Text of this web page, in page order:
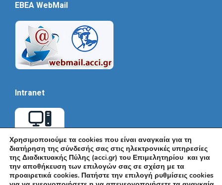
EBEA WebMail
Intranet
Χρησιμοποιούμε τα cookies που είναι αναγκαία για τη
διατήρηση της σύνδεσής σας στις ηλεκτρονικές υπηρεσίες
της Διαδικτυακής Πύλης (acci.gr) του Επιμελητηρίου και για
την αποθήκευση των επιλογών σας σε σχέση με τα
προαιρετικά cookies. Πατήστε την επιλογή ρυθμίσεις cookies